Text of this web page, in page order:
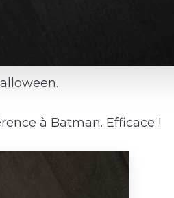
à Batman. Efficace !